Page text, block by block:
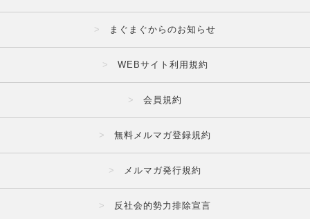
まぐまぐからのお知らせ
WEBサイト利用規約
会員規約
無料メルマガ登録規約
メルマガ発行規約
反社会的勢力排除宣言